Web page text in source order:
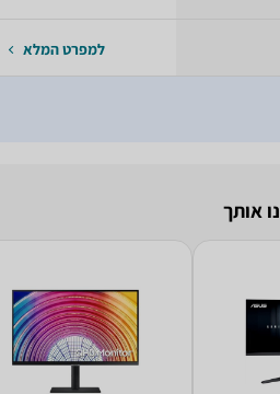
למפרט המלא
אותך